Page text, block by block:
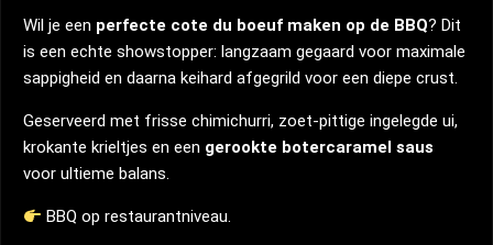
Wil je een perfecte cote du boeuf maken op de BBQ? Dit
is een echte showstopper: langzaam gegaard voor maximale
sappigheid en daarna keihard afgegrild voor een diepe crust.
Geserveerd met frisse chimichurri, zoet-pittige ingelegde ui,
krokante krieltjes en een gerookte botercaramel saus
voor ultieme balans.
BBQ op restaurantniveau.